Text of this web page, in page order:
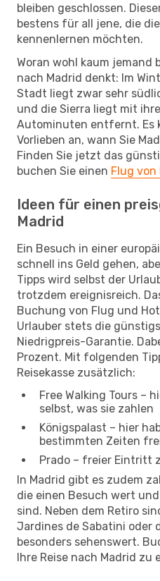
bleiben geschlossen.
bestens für all jene, die
kennenlernen möchten.
Woran wohl kaum jemand
nach Madrid denkt: Im
Stadt liegt zwar sehr
und die Sierra liegt mit
Autominuten entfernt. Es
Vorlieben an, wann Sie
Finden Sie jetzt das
buchen Sie einen Flug von
Ideen für einen
Madrid
Ein Besuch in einer
schnell ins Geld gehen,
Tipps wird selbst der
trotzdem ereignisreich.
Buchung von Flug und
Urlauber stets die
Niedrigpreis-Garantie.
Prozent. Mit folgenden
Reisekasse zusätzlich:
Free Walking Tours –
selbst, was sie zahlen
Königspalast – hier
bestimmten Zeiten
Prado – freier Eintritt
In Madrid gibt es zudem
die einen Besuch wert
sind. Neben dem Retiro
Jardines de Sabatini oder
besonders sehenswert.
Ihre Reise nach Madrid zu